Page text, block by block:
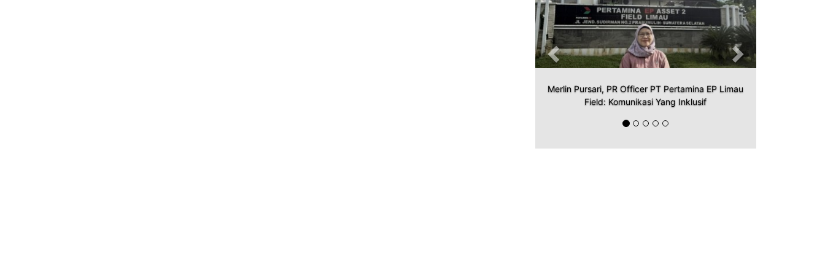
Merlin Pursari, PR Officer PT Pertamina EP Limau
Field: Komunikasi Yang Inklusif